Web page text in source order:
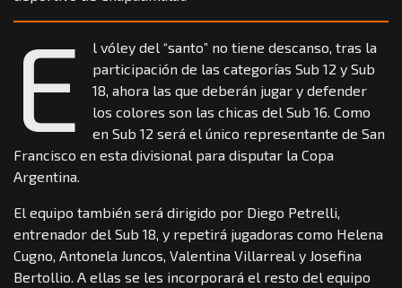
E
l vóley del “santo” no tiene descanso, tras la
participación de las categorías Sub 12 y Sub
18, ahora las que deberán jugar y defender
los colores son las chicas del Sub 16. Como
en Sub 12 será el único representante de San
Francisco en esta divisional para disputar la Copa
Argentina.
El equipo también será dirigido por Diego Petrelli,
entrenador del Sub 18, y repetirá jugadoras como Helena
Cugno, Antonela Juncos, Valentina Villarreal y Josefina
Bertollio. A ellas se les incorporará el resto del equipo